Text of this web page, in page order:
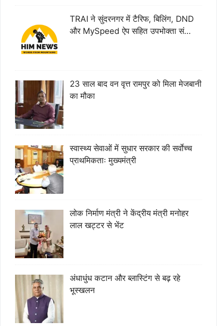
TRAI ने सुंदरनगर में टैरिफ, बिलिंग, DND
और MySpeed ऐप सहित उपभोक्ता सं…
23 साल बाद वन वृत्त रामपुर को मिला मेजबानी
का मौका
स्वास्थ्य सेवाओं में सुधार सरकार की सर्वाेच्च
प्राथमिकताः मुख्यमंत्री
लोक निर्माण मंत्री ने केंद्रीय मंत्री मनोहर
लाल खट्टर से भेंट
अंधाधुंध कटान और ब्लास्टिंग से बढ़ रहे
भूस्खलन